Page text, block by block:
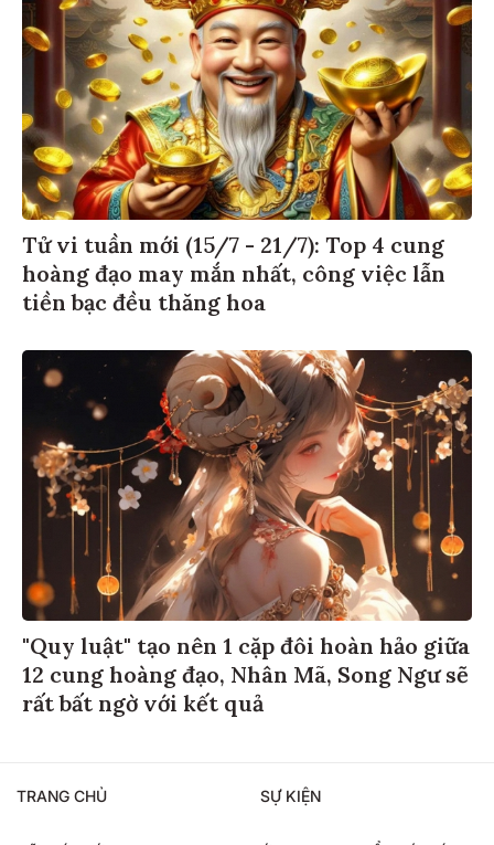
Tử vi tuần mới (15/7 - 21/7): Top 4 cung
hoàng đạo may mắn nhất, công việc lẫn
tiền bạc đều thăng hoa
"Quy luật" tạo nên 1 cặp đôi hoàn hảo giữa
12 cung hoàng đạo, Nhân Mã, Song Ngư sẽ
rất bất ngờ với kết quả
TRANG CHỦ SỰ KIỆN